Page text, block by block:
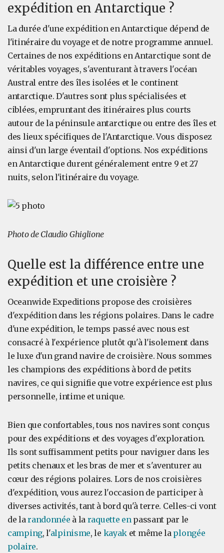
expédition en Antarctique ?
La durée d'une expédition en Antarctique dépend de
l'itinéraire du voyage et de notre programme annuel.
Certaines de nos expéditions en Antarctique sont de
véritables voyages, s'aventurant à travers l'océan
Austral entre des îles isolées et le continent
antarctique. D'autres sont plus spécialisées et
ciblées, empruntant des itinéraires plus courts
autour de la péninsule antarctique ou entre des îles et
des lieux spécifiques de l'Antarctique. Vous disposez
ainsi d'un large éventail d'options. Nos expéditions
en Antarctique durent généralement entre 9 et 27
nuits, selon l'itinéraire du voyage.
Photo de Claudio Ghiglione
Quelle est la différence entre une
expédition et une croisière ?
Oceanwide Expeditions propose des croisières
d'expédition dans les régions polaires. Dans le cadre
d'une expédition, le temps passé avec nous est
consacré à l'expérience plutôt qu'à l'isolement dans
le luxe d'un grand navire de croisière. Nous sommes
les champions des expéditions à bord de petits
navires, ce qui signifie que votre expérience est plus
personnelle, intime et unique.
Bien que confortables, tous nos navires sont conçus
pour des expéditions et des voyages d'exploration.
Ils sont suffisamment petits pour naviguer dans les
petits chenaux et les bras de mer et s'aventurer au
cœur des régions polaires. Lors de nos croisières
d'expédition, vous aurez l'occasion de participer à
diverses activités, tant à bord qu'à terre. Celles-ci vont
de larandonnée à la raquette enpassant par le
camping, l'alpinisme, le kayak et même la plongée
polaire.